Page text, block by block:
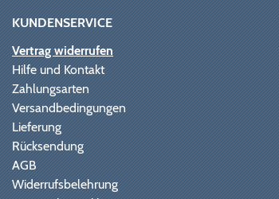
KUNDENSERVICE
Vertrag widerrufen
Hilfe und Kontakt
Zahlungsarten
Versandbedingungen
Lieferung
Rücksendung
AGB
Widerrufsbelehrung